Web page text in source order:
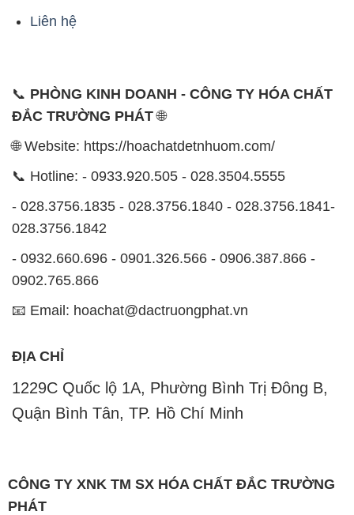
Liên hệ
📞 PHÒNG KINH DOANH - CÔNG TY HÓA CHẤT
ĐẮC TRƯỜNG PHÁT🌐
🌐 Website: https://hoachatdetnhuom.com/
📞 Hotline: - 0933.920.505 - 028.3504.5555
- 028.3756.1835 - 028.3756.1840 - 028.3756.1841-
028.3756.1842
- 0932.660.696 - 0901.326.566 - 0906.387.866 -
0902.765.866
📧 Email: hoachat@dactruongphat.vn
ĐỊA CHỈ
1229C Quốc lộ 1A, Phường Bình Trị Đông B,
Quận Bình Tân, TP. Hồ Chí Minh
CÔNG TY XNK TM SX HÓA CHẤT ĐẮC TRƯỜNG
PHÁT